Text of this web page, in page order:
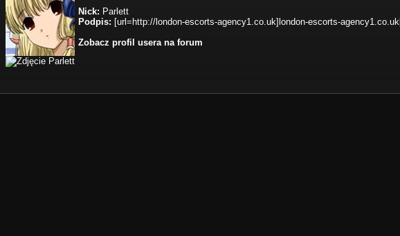
Nick: Parlett
Podpis: [url=http://london-escorts-agency1.co.uk]london-escorts-
Zobacz profil usera na forum